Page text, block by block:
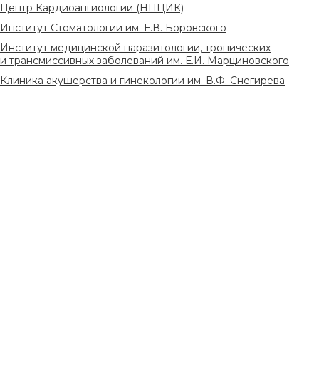
Центр Кардиоангиологии (НПЦИК)
Институт Стоматологии им. Е.В. Боровского
Институт медицинской паразитологии, тропических
и трансмиссивных заболеваний им. Е.И. Марциновского
Клиника акушерства и гинекологии им. В.Ф. Снегирева